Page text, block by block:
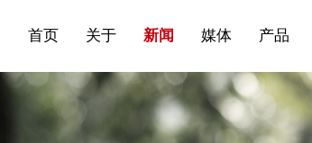
首页 关于
新闻
媒体
产品